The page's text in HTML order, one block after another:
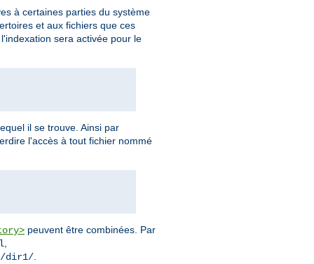
à certaines parties du système
et aux fichiers que ces
sera activée pour le
il se trouve. Ainsi par
l'accès à tout fichier nommé
peuvent être combinées. Par
,
dir1/.